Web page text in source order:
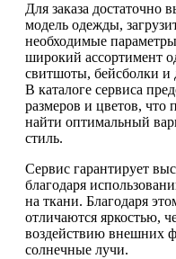
Для заказа достаточно
модель одежды,
необходимые
широкий ассортимент
свитшоты, бейсболки и
В каталоге сервиса
размеров и цветов, что
найти оптимальный
стиль.
Сервис гарантирует
благодаря
на ткани. Благодаря
отличаются яркостью,
воздействию внешних
солнечные лучи.